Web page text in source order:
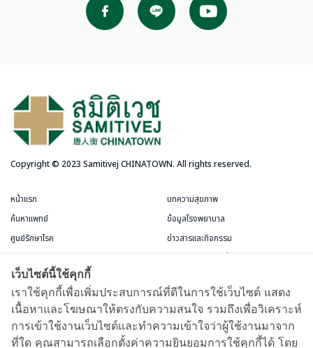
Copyright © 2023 Samitivej CHINATOWN. All rights reserved.
หน้าแรก
ค้นหาแพทย์
ศูนย์รักษาโรค
ข้อกำหนดและการใช้งาน
บทความสุขภาพ
ข้อมูลโรงพยาบาล
ข่าวสารและกิจกรรม
บัตรสมาชิกชีววัฒนะ
แผนที่และการเดินทาง
เว็บไซต์นี้ใช้คุกกี้
เราใช้คุกกี้เพื่อเพิ่มประสบการณ์ที่ดีในการใช้เว็บไซต์ แสดง
เนื้อหาและโฆษณาให้ตรงกับความสนใจ รวมถึงเพื่อวิเคราะห์
การเข้าใช้งานเว็บไซต์และทำความเข้าใจว่าผู้ใช้งานมาจาก
ที่ใด คุณสามารถเลือกตั้งค่าความยินยอมการใช้คุกกี้ได้ โดย